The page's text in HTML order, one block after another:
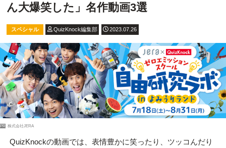
ん大爆笑した」名作動画3選
スペシャル QuizKnock編集部 2023.07.26
PR 株式会社JERA
QuizKnockの動画では、表情豊かに笑ったり、ツッコんだり